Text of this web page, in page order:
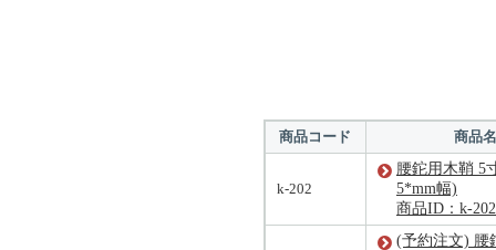
商品コード 商品名
k-202
腰鉈用木鞘 5
5*mm幅)
商品ID：k-202
(予約注文) 腰